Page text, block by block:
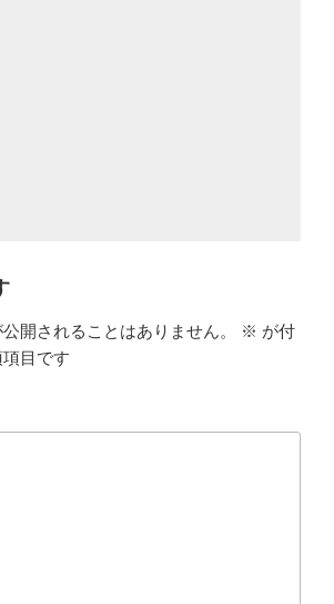
開されることはありません。 ※ が付
目です